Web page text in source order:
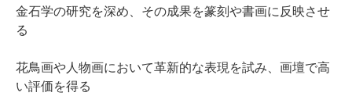
金石学の研究を深め、その成果を篆刻や書画に反映させ
る
花鳥画や人物画において革新的な表現を試み、画壇で高
い評価を得る